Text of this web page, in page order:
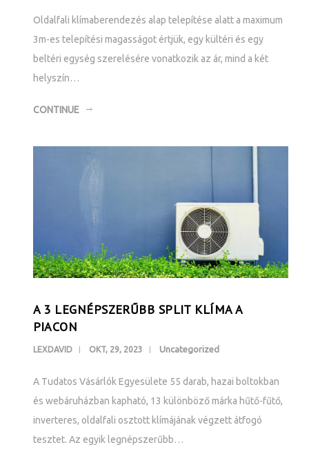
Oldalfali klímaberendezés alap telepítése alatt a maximum
3m-es telepítési magasságot értjük, egy kültéri és egy
beltéri egység szerelésére vonatkozik az ár, mind a két
helyszín…
CONTINUE
A 3 LEGNÉPSZERŰBB SPLIT KLÍMA A
PIACON
LEXDAVID OKT, 29, 2023 Uncategorized
A Tudatos Vásárlók Egyesülete 55 darab, hazai boltokban
és webáruházban kapható, 13 különböző márka hűtő-fűtő,
inverteres, oldalfali osztott klímájának végzett átfogó
tesztet. Az egyik legnépszerűbb…